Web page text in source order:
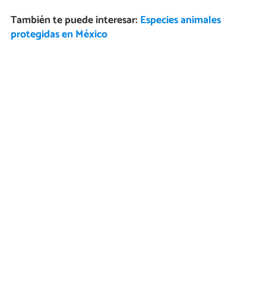
También te puede interesar: Especies animales
protegidas en México